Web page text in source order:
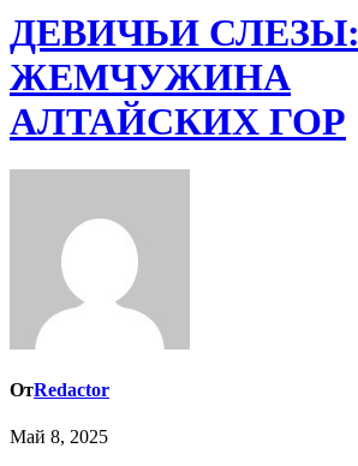
ДЕВИЧЬИ СЛЕЗЫ:
ЖЕМЧУЖИНА
АЛТАЙСКИХ ГОР
ОтRedactor
Май 8, 2025